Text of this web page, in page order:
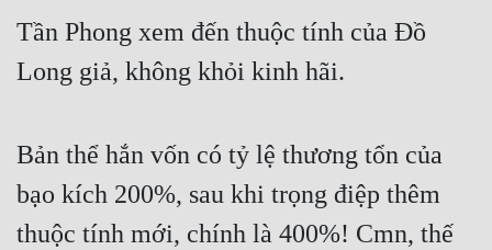
Xa Lộ Dịch
Cạnh Kỹ
Cổ Tiên Hiệp
Tần Phong xem đến thuộc tính của Đồ
Long giả, không khỏi kinh hãi.
Bản thể hắn vốn có tỷ lệ thương tổn của
bạo kích 200%, sau khi trọng điệp thêm
thuộc tính mới, chính là 400%! Cmn, thế